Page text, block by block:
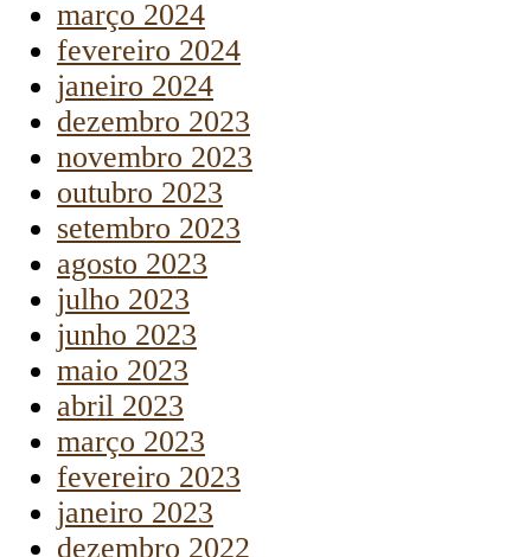
março 2024
fevereiro 2024
janeiro 2024
dezembro 2023
novembro 2023
outubro 2023
setembro 2023
agosto 2023
julho 2023
junho 2023
maio 2023
abril 2023
março 2023
fevereiro 2023
janeiro 2023
dezembro 2022